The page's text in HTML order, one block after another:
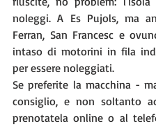
noleggi. A Es Pujols, ma
Ferran, San Francesc e
intaso di motorini in fila
per essere noleggiati.
Se preferite la macchina -
consiglio, e non soltanto
prenotatela online o al